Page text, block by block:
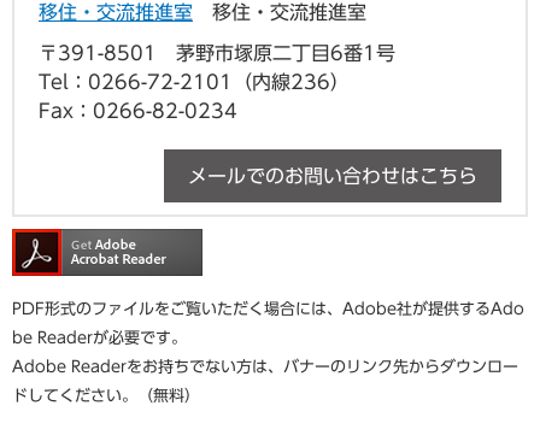
移住・交流推進室 移住・交流推進室
〒391-8501
茅野市塚原二丁目6番1号
Tel：0266-72-2101（内線236）
Fax：0266-82-0234
メールでのお問い合わせはこちら
PDF形式のファイルをご覧いただく場合には、Adobe社が提供するAdo
be Readerが必要です。
Adobe Readerをお持ちでない方は、バナーのリンク先からダウンロー
ドしてください。（無料）